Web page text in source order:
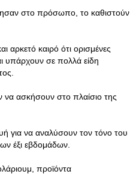
στο πρόσωπο, το καθιστούν
καιρό ότι ορισμένες
υπάρχουν σε πολλά είδη
ασκήσουν στο πλαίσιο της
για να αναλύσουν τον τόνο του
έξι εβδομάδων.
προϊόντα